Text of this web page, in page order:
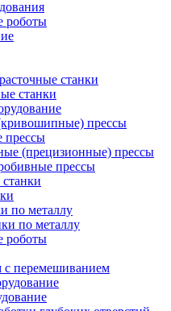
роботы
станки
станки
прессы
прессы
(прецизионные) прессы
прессы
по металлу
по металлу
роботы
с перемешиванием